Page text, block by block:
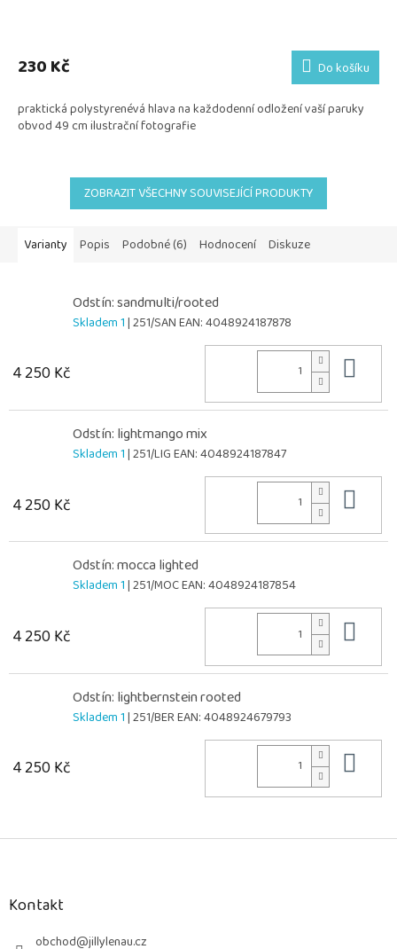
230 Kč Do košíku
praktická polystyrenévá hlava na každodenní odložení vaší paruky
obvod 49 cm ilustrační fotografie
ZOBRAZIT VŠECHNY SOUVISEJÍCÍ PRODUKTY
Varianty Popis Podobné (6) Hodnocení Diskuze
Odstín: sandmulti/rooted
Skladem 1| 251/SANEAN:4048924187878
4 250 Kč
Odstín: lightmango mix
Skladem 1| 251/LIGEAN:4048924187847
4 250 Kč
Odstín: mocca lighted
Skladem 1| 251/MOCEAN:4048924187854
4 250 Kč
Odstín: lightbernstein rooted
Skladem 1| 251/BEREAN:4048924679793
4 250 Kč
Z
Kontakt
obchod@jillylenau.cz